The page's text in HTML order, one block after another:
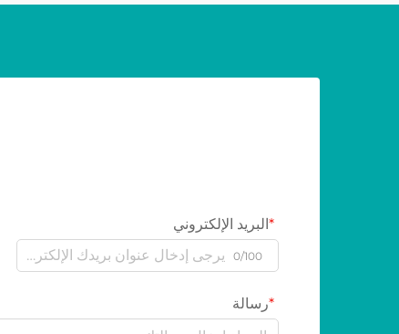
البريد الإلكتروني
0/100
رسالة